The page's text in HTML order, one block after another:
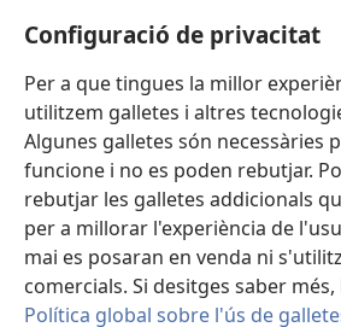
Configuració de privacitat
Per a que tingues la millor
utilitzem galletes i altres
Algunes galletes són necessàries
funcione i no es poden rebutjar.
rebutjar les galletes addicionals
per a millorar l'experiència de
mai es posaran en venda ni
comercials. Si desitges saber
Política global sobre l'ús de
(obri
en
una
finestra
nova)
BIBLIOTECA EN LÍNIA Watchtower™
(obri
en
una
finestra
nova)
JW Hub
(obri
en
una
finestra
nova)
®